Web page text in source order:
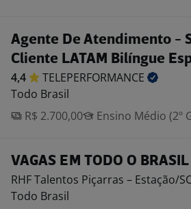
Agente De Atendimento -
Cliente LATAM Bilíngue
4,4
TELEPERFORMANCE
Todo Brasil
R$ 2.700,00
Ensino Médio (2º
VAGAS EM TODO O BRASIL
RHF Talentos Piçarras – Estação/
Todo Brasil